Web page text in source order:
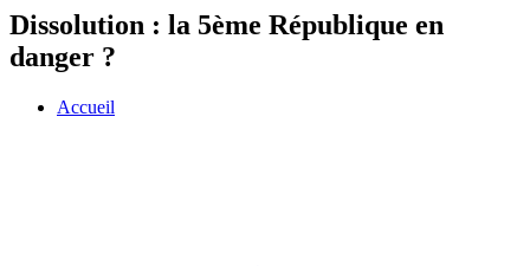
Dissolution : la 5ème République en
danger ?
Accueil